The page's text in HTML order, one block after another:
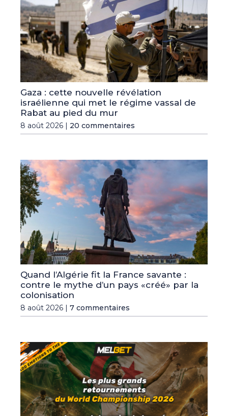
Gaza : cette nouvelle révélation
israélienne qui met le régime vassal de
Rabat au pied du mur
8 août 2026 | 20 commentaires
Quand l’Algérie fit la France savante :
contre le mythe d’un pays «créé» par la
colonisation
8 août 2026 | 7 commentaires